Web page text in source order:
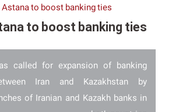
Astana to boost banking ties
to boost banking ties
called for expansion of banking
Iran and Kazakhstan by
of Iranian and Kazakh banks in